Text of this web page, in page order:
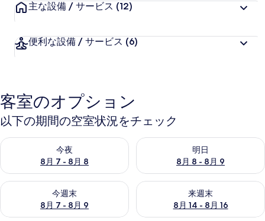
主な設備 / サービス (12)
便利な設備 / サービス (6)
客室のオプション
以下の期間の空室状況をチェック
今夜
8月 7 - 8月 8
今夜 8月 7 - 8月 8 の空室状況をチェック
明日
8月 8 - 8月 9
明日 8月 8 - 8月 9 の空室状況
今週末
8月 7 - 8月 9
今週末 8月 7 - 8月 9 の空室状況をチェック
来週末
8月 14 - 8月 16
来週末 8月 14 - 8月 16 の空室